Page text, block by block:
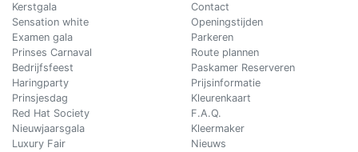
Kerstgala
Sensation white
Examen gala
Prinses Carnaval
Bedrijfsfeest
Haringparty
Prinsjesdag
Red Hat Society
Nieuwjaarsgala
Luxury Fair
Contact
Openingstijden
Parkeren
Route plannen
Paskamer Reserveren
Prijsinformatie
Kleurenkaart
F.A.Q.
Kleermaker
Nieuws